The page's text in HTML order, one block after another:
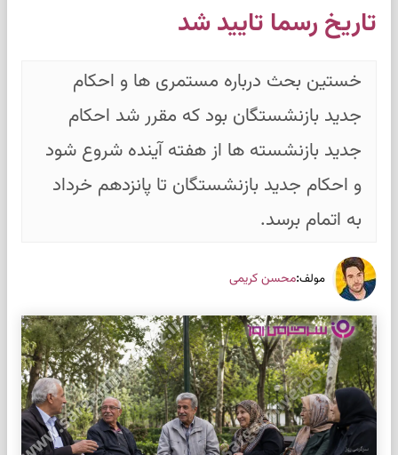
تاریخ رسما تایید شد
خستین بحث درباره مستمری ها و احکام
جدید بازنشستگان بود که مقرر شد احکام
جدید بازنشسته ها از هفته آینده شروع شود
و احکام جدید بازنشستگان تا پانزدهم خرداد
به اتمام برسد.
مولف:محسن کریمی